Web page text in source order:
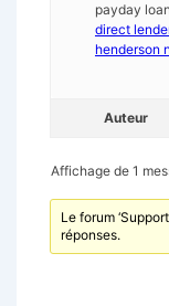
payday
direct
henderson
Auteur
Affichage de 1
Le forum
réponses.